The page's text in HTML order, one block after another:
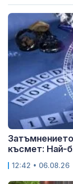
късмет: Най-
12:42 • 06.08.26